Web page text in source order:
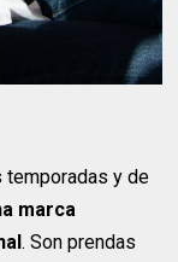
temporadas y de
marca
. Son prendas